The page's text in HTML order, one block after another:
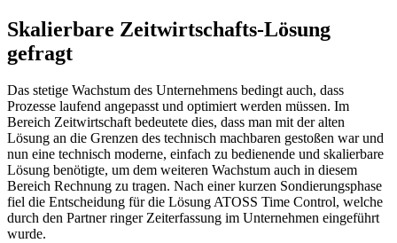
Skalierbare Zeitwirtschafts-Lösung
gefragt
Das stetige Wachstum des Unternehmens bedingt auch, dass
Prozesse laufend angepasst und optimiert werden müssen. Im
Bereich Zeitwirtschaft bedeutete dies, dass man mit der alten
Lösung an die Grenzen des technisch machbaren gestoßen war und
nun eine technisch moderne, einfach zu bedienende und skalierbare
Lösung benötigte, um dem weiteren Wachstum auch in diesem
Bereich Rechnung zu tragen. Nach einer kurzen Sondierungsphase
fiel die Entscheidung für die Lösung ATOSS Time Control, welche
durch den Partner ringer Zeiterfassung im Unternehmen eingeführt
wurde.